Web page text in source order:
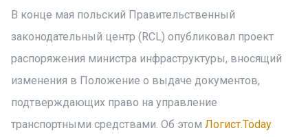
В конце мая польский Правительственный
законодательный центр (RCL) опубликовал проект
распоряжения министра инфраструктуры, вносящий
изменения в Положение о выдаче документов,
подтверждающих право на управление
транспортными средствами. Об этом Логист.Today